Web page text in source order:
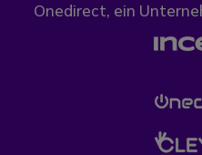
Onedirect, ein